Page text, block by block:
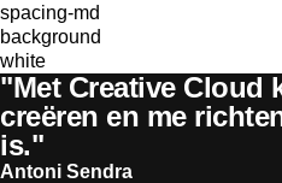
spacing-md
background
white
"Met Creative Cloud
creëren en me
is."
Antoni Sendra